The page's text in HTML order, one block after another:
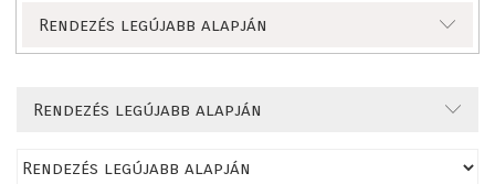
Rendezés legújabb alapján
Rendezés legújabb alapján